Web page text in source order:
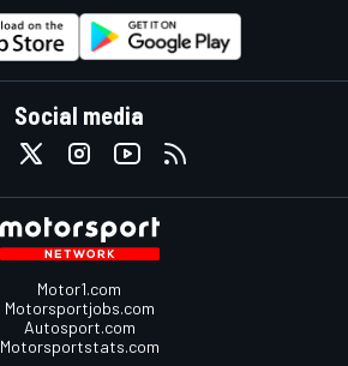
Social media
Motor1.com
Motorsportjobs.com
Autosport.com
Motorsportstats.com